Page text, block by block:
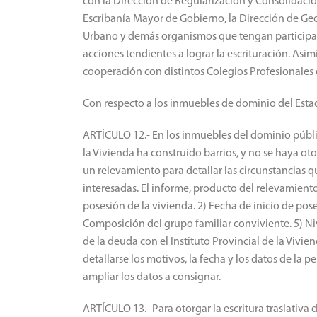
con la Dirección de Regularización y
Escribanía Mayor de Gobierno, la Dirección de
Urbano y demás organismos que tengan
acciones tendientes a lograr la escrituración.
ARTÍCULO 12.- En los inmuebles del dominio
la Vivienda ha construido barrios, y no se haya
un relevamiento para detallar las circunstancias
interesadas. El informe, producto del
posesión de la vivienda. 2) Fecha de inicio de
Composición del grupo familiar conviviente. 5)
de la deuda con el Instituto Provincial de la
detallarse los motivos, la fecha y los datos de la